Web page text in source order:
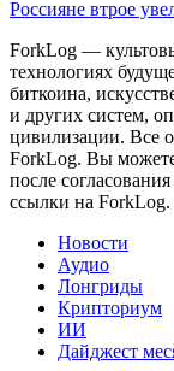
Россияне втрое
ForkLog —
технологиях
биткоина,
и других систем,
цивилизации. Все
ForkLog. Вы
после
ссылки на ForkLog.
Новости
Аудио
Лонгриды
Крипториум
ИИ
Дайджест